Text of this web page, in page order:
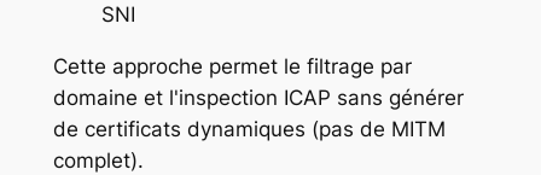
SNI
Cette approche permet le filtrage par
domaine et l'inspection ICAP sans générer
de certificats dynamiques (pas de MITM
complet).